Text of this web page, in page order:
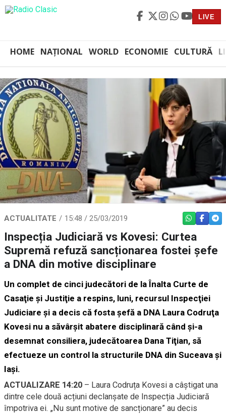
LIVE
HOME NAȚIONAL WORLD ECONOMIE CULTURĂ
ACTUALITATE 15:48 / 25/03/2019 WHATSAPP
Inspecția Judiciară vs Kovesi: Curtea
Supremă refuză sancționarea fostei șefe
a DNA din motive disciplinare
Un complet de cinci judecători de la Înalta Curte de
Casaţie şi Justiţie a respins, luni, recursul Inspecţiei
Judiciare şi a decis că fosta şefă a DNA Laura Codruţa
Kovesi nu a săvârşit abatere disciplinară când şi-a
desemnat consiliera, judecătoarea Dana Tiţian, să
efectueze un control la structurile DNA din Suceava şi
Iaşi.
ACTUALIZARE 14:20 – Laura Codruța Kovesi a câștigat una
dintre cele două acțiuni declanșate de Inspecția Judiciară
împotriva ei. „Nu sunt motive de sancționare” au decis